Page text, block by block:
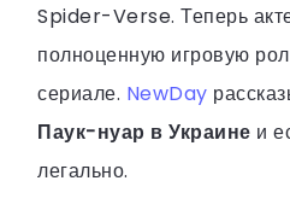
Spider-Verse. Теперь
полноценную игровую
сериале. NewDay
Паук-нуар в Украине и
легально.